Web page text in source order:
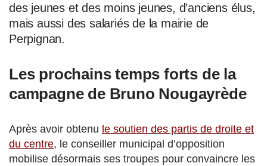
des jeunes et des moins jeunes, d’anciens élus,
mais aussi des salariés de la mairie de
Perpignan.
Les prochains temps forts de la
campagne de Bruno Nougayrède
Après avoir obtenu le soutien des partis de droite et
du centre, le conseiller municipal d’opposition
mobilise désormais ses troupes pour convaincre les